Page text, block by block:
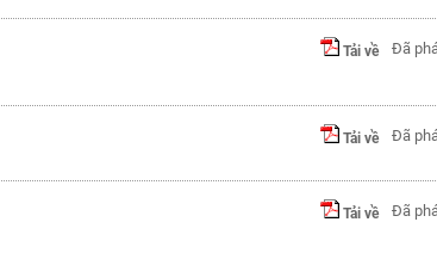
Tải về Đã
Tải về Đã
Tải về Đã